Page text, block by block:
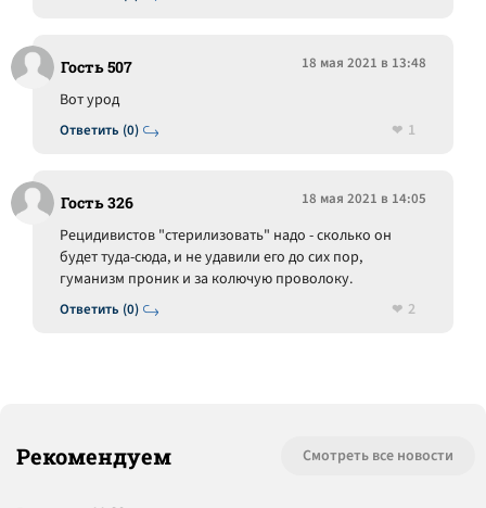
Гость 507 18 мая 2021 в 13:48
Ответить (0)
Вот урод
1
Гость 326 18 мая 2021 в 14:05
Ответить (0)
Рецидивистов "стерилизовать" надо - сколько он
будет туда-сюда, и не удавили его до сих пор,
гуманизм проник и за колючую проволоку.
2
Рекомендуем Смотреть все новости